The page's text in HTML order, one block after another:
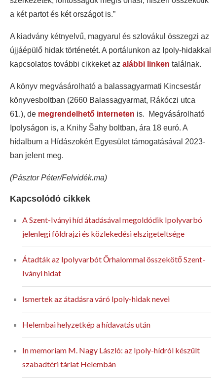
a két partot és két országot is.”
A kiadvány kétnyelvű, magyarul és szlovákul összegzi az
újjáépülő hidak történetét. A portálunkon az Ipoly-hidakkal
kapcsolatos további cikkeket az alábbi linken találnak.
A könyv megvásárolható a balassagyarmati Kincsestár
könyvesboltban (2660 Balassagyarmat, Rákóczi utca
61.), de megrendelhető interneten is. Megvásárolható
Ipolyságon is, a Knihy Šahy boltban, ára 18 euró. A
hídalbum a Hídászokért Egyesület támogatásával 2023-
ban jelent meg.
(Pásztor Péter/Felvidék.ma)
Kapcsolódó cikkek
A Szent-Iványi híd átadásával megoldódik Ipolyvarbó
jelenlegi földrajzi és közlekedési elszigeteltsége
Átadták az Ipolyvarbót Őrhalommal összekötő Szent-
Iványi hidat
Ismertek az átadásra váró Ipoly-hidak nevei
Helembai helyzetkép a hídavatás után
In memoriam M. Nagy László: az Ipoly-hídról készült
szabadtéri tárlat Helembán